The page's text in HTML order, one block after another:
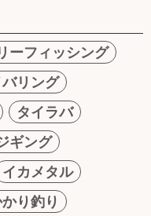
ーフィッシング
バリング
タイラバ
ギング
イカメタル
り釣り